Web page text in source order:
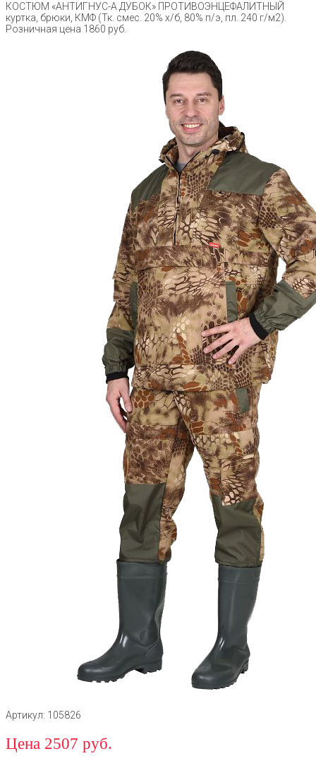
КОСТЮМ «АНТИГНУС-А ДУБОК» ПРОТИВОЭНЦЕФАЛИТНЫЙ
куртка, брюки, КМФ (Тк. смес. 20% х/б, 80% п/э, пл. 240 г/м2).
Розничная цена 1860 руб.
Артикул: 105826
Цена 2507 руб.